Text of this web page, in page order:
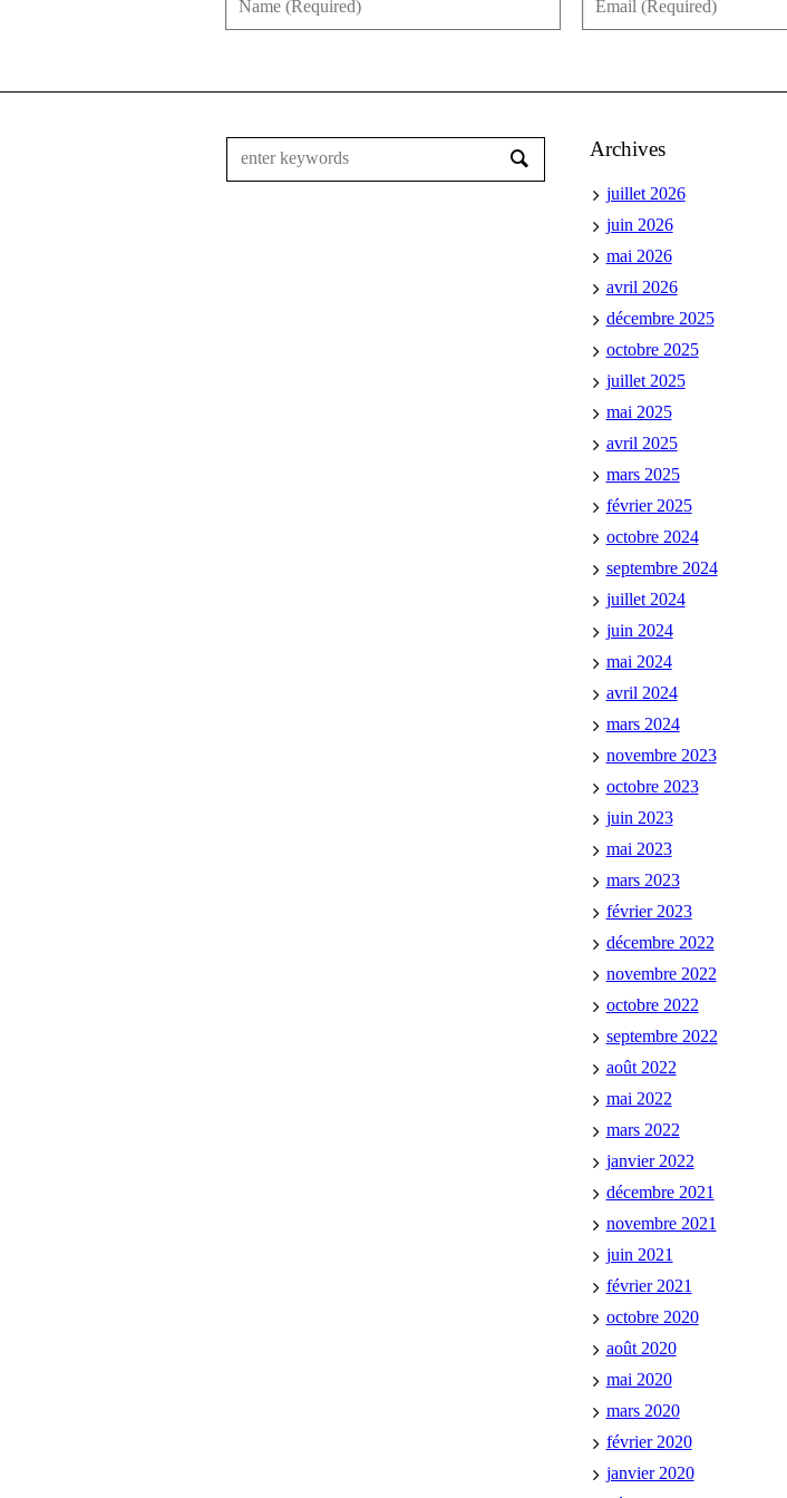
Archives
juillet 2026
juin 2026
mai 2026
avril 2026
décembre 2025
octobre 2025
juillet 2025
mai 2025
avril 2025
mars 2025
février 2025
octobre 2024
septembre 2024
juillet 2024
juin 2024
mai 2024
avril 2024
mars 2024
novembre 2023
octobre 2023
juin 2023
mai 2023
mars 2023
février 2023
décembre 2022
novembre 2022
octobre 2022
septembre 2022
août 2022
mai 2022
mars 2022
janvier 2022
décembre 2021
novembre 2021
juin 2021
février 2021
octobre 2020
août 2020
mai 2020
mars 2020
février 2020
janvier 2020